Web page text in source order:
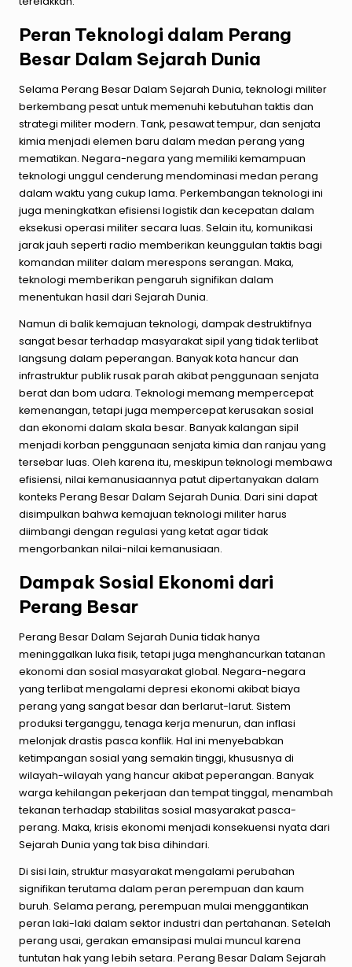
Peran Teknologi dalam Perang
Besar Dalam Sejarah Dunia
Selama Perang Besar Dalam Sejarah Dunia, teknologi militer
berkembang pesat untuk memenuhi kebutuhan taktis dan
strategi militer modern. Tank, pesawat tempur, dan senjata
kimia menjadi elemen baru dalam medan perang yang
mematikan. Negara-negara yang memiliki kemampuan
teknologi unggul cenderung mendominasi medan perang
dalam waktu yang cukup lama. Perkembangan teknologi ini
juga meningkatkan efisiensi logistik dan kecepatan dalam
eksekusi operasi militer secara luas. Selain itu, komunikasi
jarak jauh seperti radio memberikan keunggulan taktis bagi
komandan militer dalam merespons serangan. Maka,
teknologi memberikan pengaruh signifikan dalam
menentukan hasil dari Sejarah Dunia.
Namun di balik kemajuan teknologi, dampak destruktifnya
sangat besar terhadap masyarakat sipil yang tidak terlibat
langsung dalam peperangan. Banyak kota hancur dan
infrastruktur publik rusak parah akibat penggunaan senjata
berat dan bom udara. Teknologi memang mempercepat
kemenangan, tetapi juga mempercepat kerusakan sosial
dan ekonomi dalam skala besar. Banyak kalangan sipil
menjadi korban penggunaan senjata kimia dan ranjau yang
tersebar luas. Oleh karena itu, meskipun teknologi membawa
efisiensi, nilai kemanusiaannya patut dipertanyakan dalam
konteks Perang Besar Dalam Sejarah Dunia. Dari sini dapat
disimpulkan bahwa kemajuan teknologi militer harus
diimbangi dengan regulasi yang ketat agar tidak
mengorbankan nilai-nilai kemanusiaan.
Dampak Sosial Ekonomi dari
Perang Besar
Perang Besar Dalam Sejarah Dunia tidak hanya
meninggalkan luka fisik, tetapi juga menghancurkan tatanan
ekonomi dan sosial masyarakat global. Negara-negara
yang terlibat mengalami depresi ekonomi akibat biaya
perang yang sangat besar dan berlarut-larut. Sistem
produksi terganggu, tenaga kerja menurun, dan inflasi
melonjak drastis pasca konflik. Hal ini menyebabkan
ketimpangan sosial yang semakin tinggi, khususnya di
wilayah-wilayah yang hancur akibat peperangan. Banyak
warga kehilangan pekerjaan dan tempat tinggal, menambah
tekanan terhadap stabilitas sosial masyarakat pasca-
perang. Maka, krisis ekonomi menjadi konsekuensi nyata dari
Sejarah Dunia yang tak bisa dihindari.
Di sisi lain, struktur masyarakat mengalami perubahan
signifikan terutama dalam peran perempuan dan kaum
buruh. Selama perang, perempuan mulai menggantikan
peran laki-laki dalam sektor industri dan pertahanan. Setelah
perang usai, gerakan emansipasi mulai muncul karena
tuntutan hak yang lebih setara. Perang Besar Dalam Sejarah